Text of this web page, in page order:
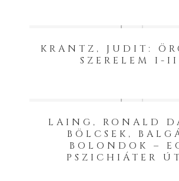
KRANTZ, JUDIT:
SZERELEM I-
LAING, RONALD
BÖLCSEK,
BOLONDOK –
PSZICHIÁTER